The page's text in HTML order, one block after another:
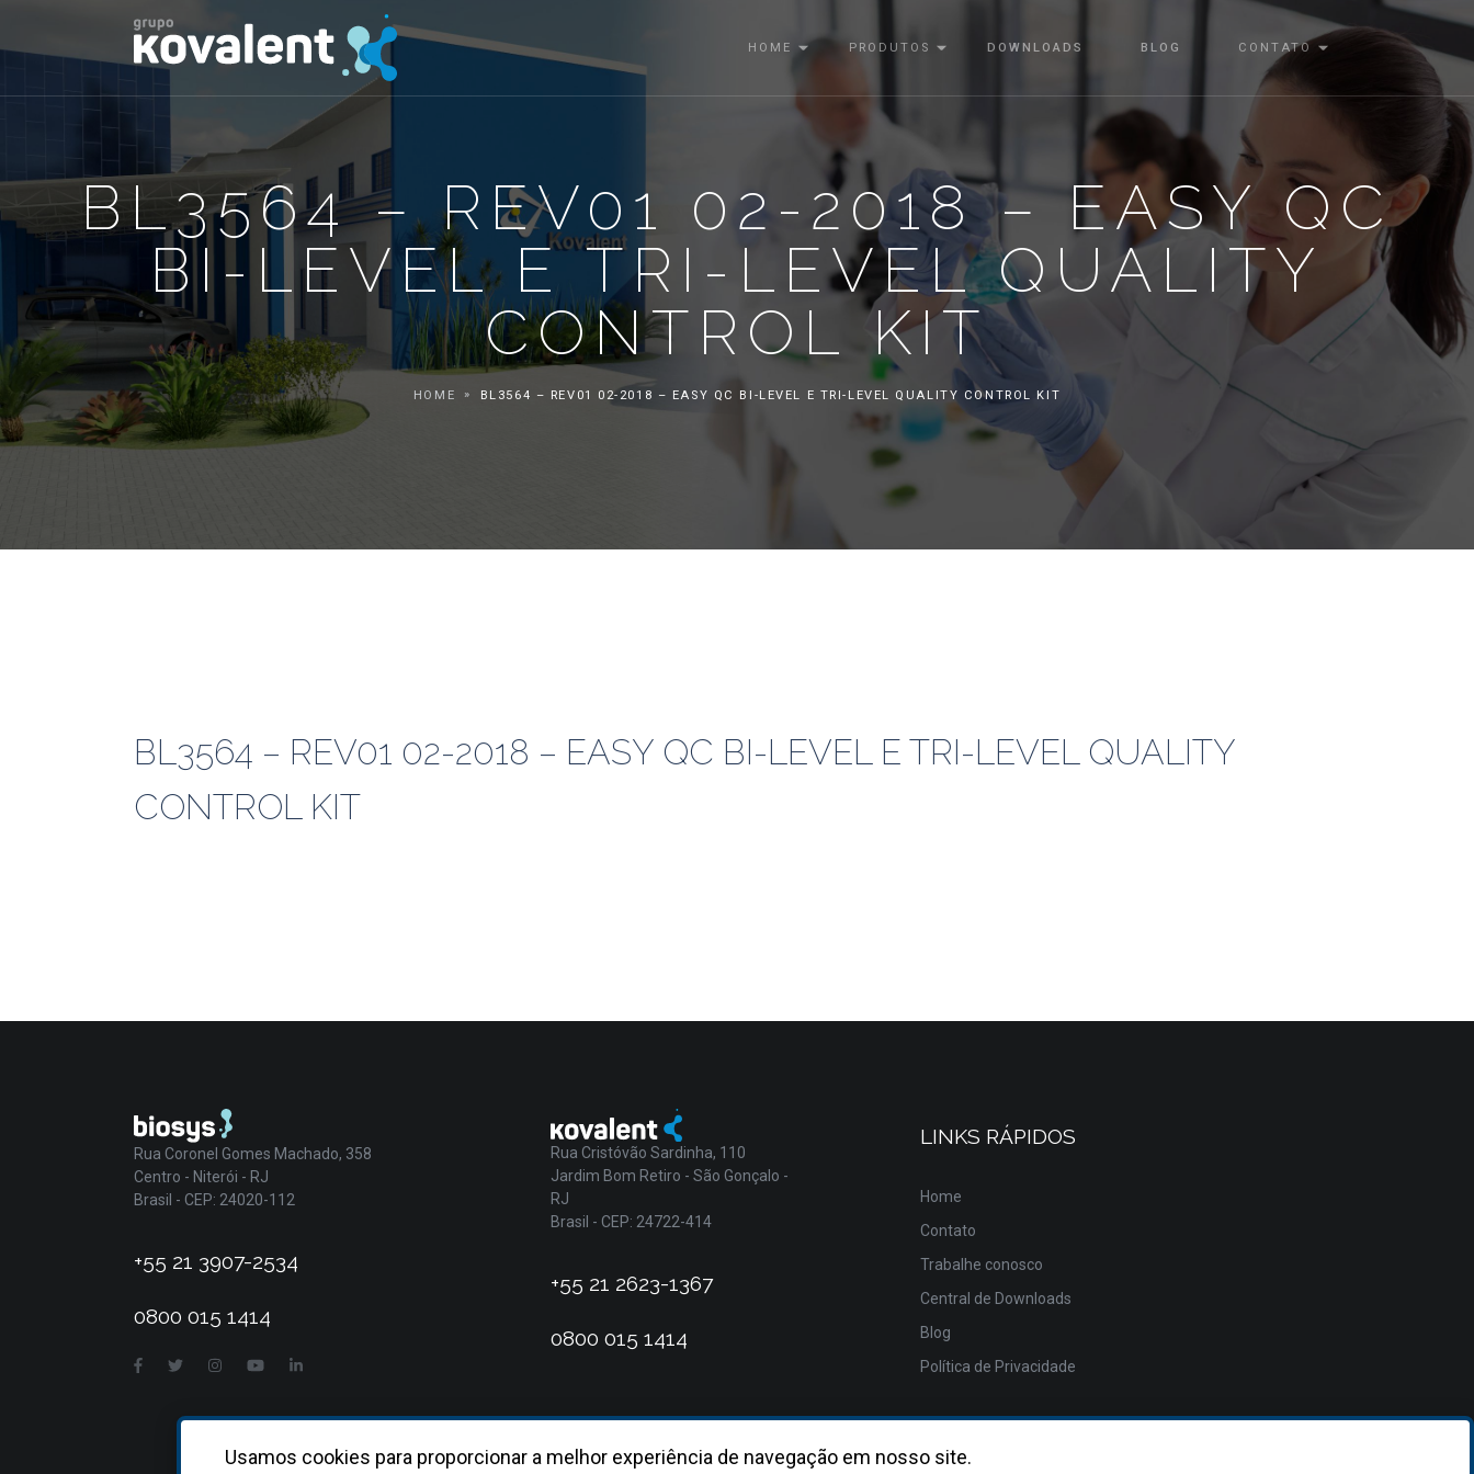
HOME PRODUTOS DOWNLOADS BLOG CONTATO
BL3564 – REV01 02-2018 – EASY QC
BI-LEVEL E TRI-LEVEL QUALITY
CONTROL KIT
HOME BL3564 – REV01 02-2018 – EASY QC BI-LEVEL E TRI-LEVEL QUALITY CONTROL KIT
BL3564 – REV01 02-2018 – EASY QC BI-LEVEL E TRI-LEVEL QUALITY
CONTROL KIT
Rua Coronel Gomes Machado, 358
Centro - Niterói - RJ
Brasil - CEP: 24020-112
+55 21 3907-2534
0800 015 1414
Rua Cristóvão Sardinha, 110
Jardim Bom Retiro - São Gonçalo -
RJ
Brasil - CEP: 24722-414
+55 21 2623-1367
0800 015 1414
LINKS RÁPIDOS
Home
Contato
Trabalhe conosco
Central de Downloads
Blog
Política de Privacidade
Usamos cookies para proporcionar a melhor experiência de navegação em nosso site.